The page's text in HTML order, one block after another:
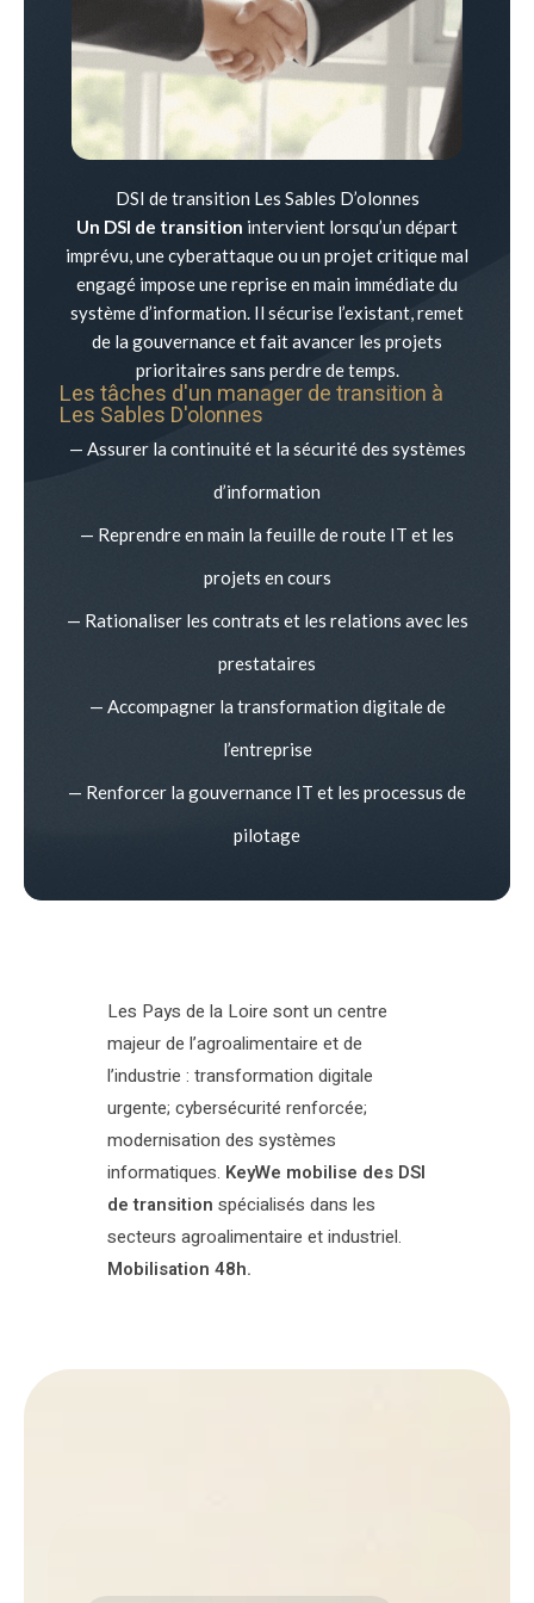
DSI de transition Les Sables D’olonnes
Un DSI de transition intervient lorsqu’un départ
imprévu, une cyberattaque ou un projet critique mal
engagé impose une reprise en main immédiate du
système d’information. Il sécurise l’existant, remet
de la gouvernance et fait avancer les projets
prioritaires sans perdre de temps.
Les tâches d'un manager de transition à
Les Sables D'olonnes
— Assurer la continuité et la sécurité des systèmes
d’information
— Reprendre en main la feuille de route IT et les
projets en cours
— Rationaliser les contrats et les relations avec les
prestataires
— Accompagner la transformation digitale de
l’entreprise
— Renforcer la gouvernance IT et les processus de
pilotage
Les Pays de la Loire sont un centre
majeur de l’agroalimentaire et de
l’industrie : transformation digitale
urgente; cybersécurité renforcée;
modernisation des systèmes
informatiques. KeyWe mobilise des DSI
de transition spécialisés dans les
secteurs agroalimentaire et industriel.
Mobilisation 48h.